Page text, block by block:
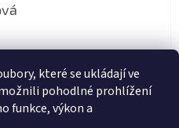
které se ukládají ve
pohodlné prohlížení
funkce, výkon a
je 5 z 5 hvězdiček.
je 5 z 5 hvězdiček.